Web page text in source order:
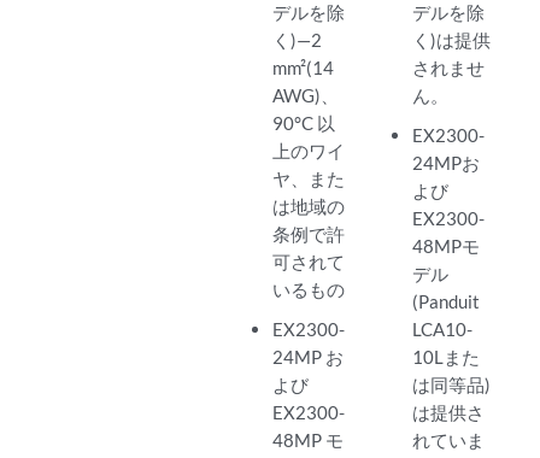
デルを除
く)—2
mm²(14
AWG)、
90°C 以
上のワイ
ヤ、また
は地域の
条例で許
可されて
いるもの
EX2300-
24MP お
よび
EX2300-
48MP モ
デルを除
く)は提供
されませ
ん。
EX2300-
24MPお
よび
EX2300-
48MPモ
デル
(Panduit
LCA10-
10Lまた
は同等品)
は提供さ
れていま